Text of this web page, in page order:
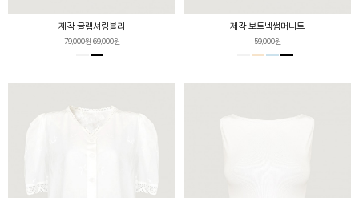
제작 글램셔링블라
79,000원69,000원
제작 보트넥썸머니트
59,000원